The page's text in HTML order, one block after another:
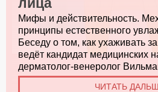
Мифы и действительность.
принципы естественного
Беседу о том, как ухаживать
ведёт кандидат медицинских
дерматолог-венеролог
ЧИТАТЬ